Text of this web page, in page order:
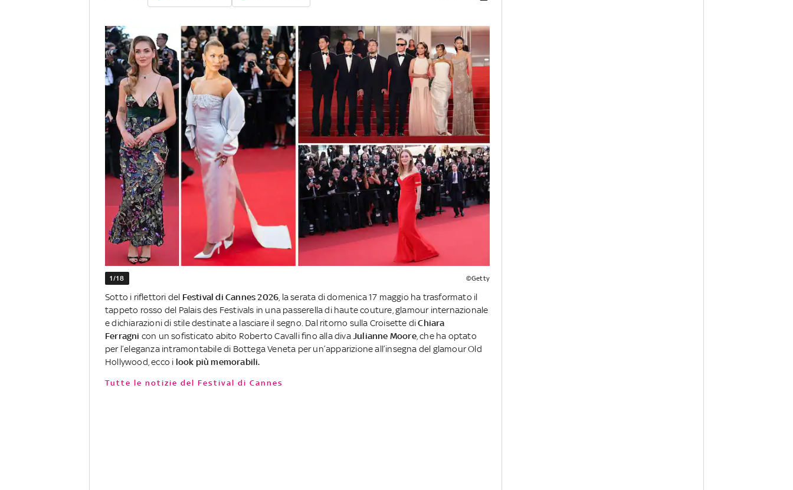
1/18 ©Getty
Sotto i riflettori del Festival di Cannes 2026 , la serata di domenica 17 maggio ha trasformato il
tappeto rosso del Palais des Festivals in una passerella di haute couture, glamour internazionale
e dichiarazioni di stile destinate a lasciare il segno. Dal ritorno sulla Croisette diChiara
Ferragni con un sofisticato abito Roberto Cavalli fino alla diva Julianne Moore, che ha optato
per l’eleganza intramontabile di Bottega Veneta per un’apparizione all’insegna del glamour Old
Hollywood, ecco i look più memorabili.
Tutte le notizie del Festival di Cannes